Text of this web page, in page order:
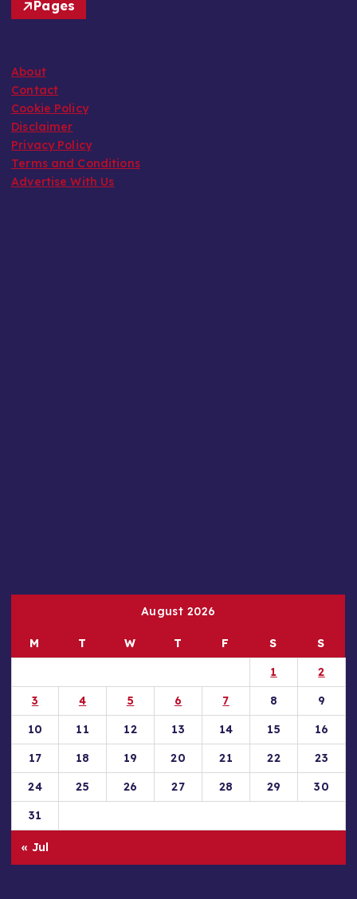
Pages
About
Contact
Cookie Policy
Disclaimer
Privacy Policy
Terms and Conditions
Advertise With Us
August 2026
M T W T F S
S
1
2
3
4 5 6 7 8
9
10
11 12 13 14 15
16
17
18 19 20 21 22
23
24
25 26 27 28 29
30
31
« Jul